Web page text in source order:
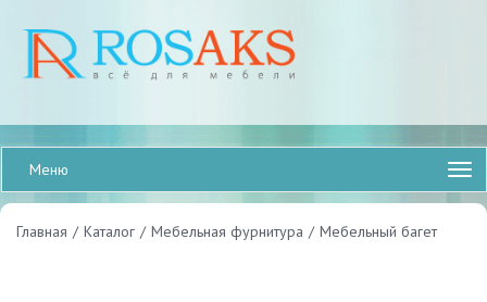
Меню
Главная / Каталог / Мебельная фурнитура / Мебельный багет